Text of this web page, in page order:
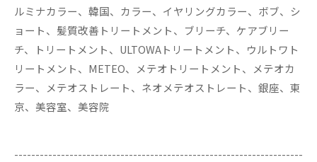
ルミナカラー、韓国、カラー、イヤリングカラー、ボブ、シ
ョート、髪質改善トリートメント、ブリーチ、ケアブリー
チ、トリートメント、ULTOWAトリートメント、ウルトワト
リートメント、METEO、メテオトリートメント、メテオカ
ラー、メテオストレート、ネオメテオストレート、銀座、東
京、美容室、美容院
--------------------------------------------------------------------